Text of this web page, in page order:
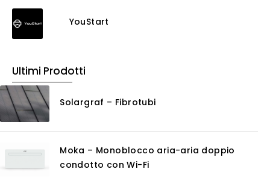
Rasanti per muro
Senza Categoria
Consulenza
YouStart
Ultimi Prodotti
Solargraf – Fibrotubi
Moka – Monoblocco aria-aria doppio
condotto con Wi-Fi